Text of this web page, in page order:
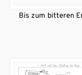
Bis zum bitteren